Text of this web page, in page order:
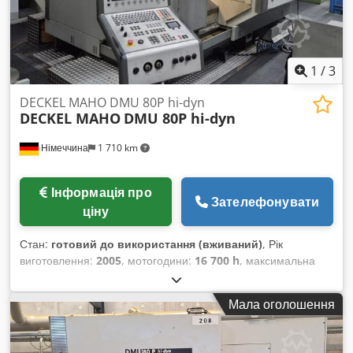
1 /3
Німеччина 1 710 km
DECKEL MAHO DMU 80P hi-dyn
DECKEL MAHO DMU 80P hi-dyn
ціну
Зателефонувати
Стан: готовий до використання (вживаний), Рік
виготовлення: 2005, мотогодини: 16 700 h, максимальна
6 300 об/хв
мм, загальна вага:10 200 кг, відстань переміщення по осі
X:
800 мм , відстань переміщення по осі Y:700 мм, відстань
переміщення осі Z:
, виробник контролерів:
HEIDENHAIN
iTNC 530, потужність
Мала оголошення